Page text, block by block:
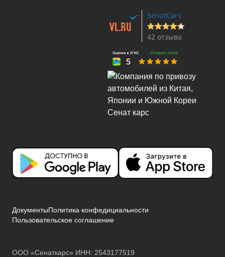
SenatCars
42 отзыва
ДокументыПолитика конфедициальности
Пользовательское соглашение
ООО «Сенаткарс» ИНН: 2543177519